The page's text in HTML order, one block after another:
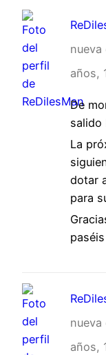
nueva
años,
De
salido
La
dotar
para
nueva
años,